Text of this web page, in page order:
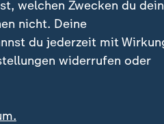
welchen Zwecken du
nicht. Deine
du jederzeit mit
widerrufen oder